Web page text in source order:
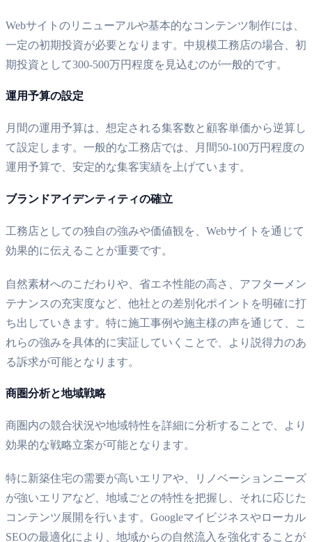
Webサイトのリニューアルや基本的なコンテンツ制作には、
一定の初期投資が必要となります。中規模工務店の場合、初
期投資として300-500万円程度を見込むのが一般的です。
運用予算の設定
月間の運用予算は、想定される集客数と顧客単価から逆算し
て設定します。一般的な工務店では、月間50-100万円程度の
運用予算で、安定的な集客実績を上げています。
ブランドアイデンティティの確立
工務店としての独自の強みや価値観を、Webサイトを通じて
効果的に伝えることが重要です。
自然素材へのこだわりや、省エネ性能の高さ、アフターメン
テナンスの充実度など、他社との差別化ポイントを明確に打
ち出していきます。特に施工事例や施主様の声を通じて、こ
れらの強みを具体的に実証していくことで、より説得力のあ
る訴求が可能となります。
商圏分析と地域戦略
商圏内の競合状況や地域特性を詳細に分析することで、より
効果的な戦略立案が可能となります。
特に新築住宅の需要が高いエリアや、リノベーションニーズ
が強いエリアなど、地域ごとの特性を把握し、それに応じた
コンテンツ展開を行います。Googleマイビジネスやローカル
SEOの最適化により、地域からの自然流入を強化することが